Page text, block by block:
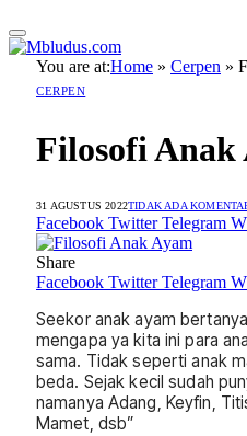
You are at:Home » Cerpen »
CERPEN
Filosofi Anak
31 AGUSTUS 2022TIDAK ADA
Facebook Twitter Telegram
Share
Facebook Twitter Telegram
Seekor anak ayam
mengapa ya kita ini para
sama. Tidak seperti anak
beda. Sejak kecil sudah
namanya Adang, Keyfin,
Mamet, dsb”